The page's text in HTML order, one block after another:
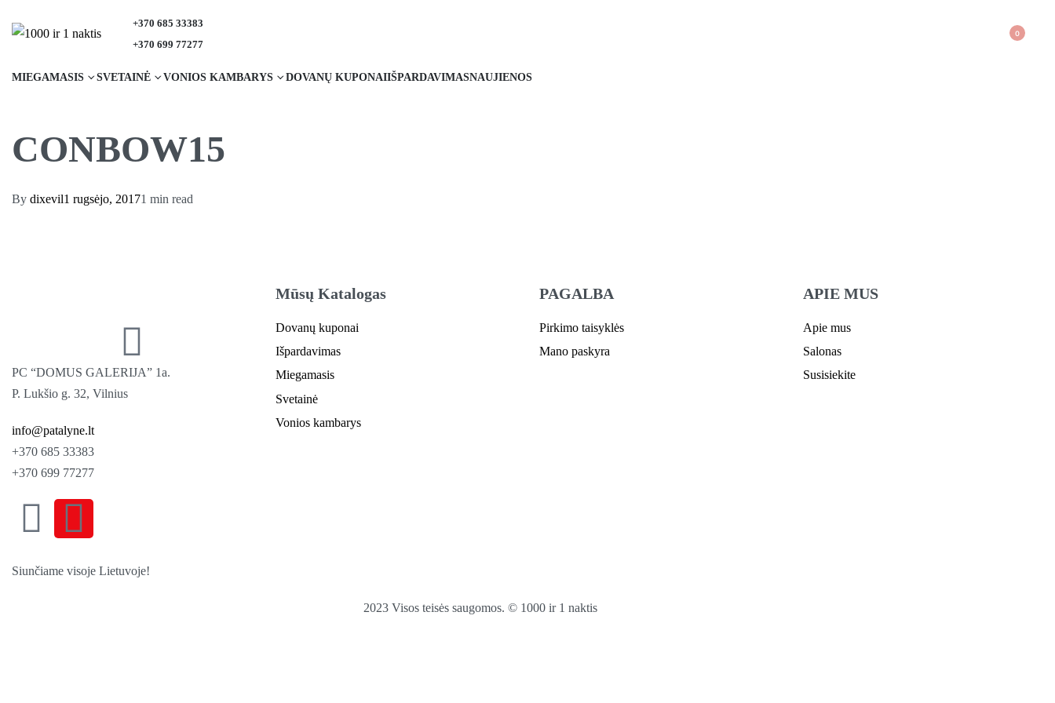
+370 685 33383
+370 699 77277
0
MIEGAMASIS SVETAINĖ VONIOS KAMBARYS DOVANŲ KUPONAIIŠPARDAVIMASNAUJIENOS
CONBOW15
By dixevil1 rugsėjo, 20171 min read
PC “DOMUS GALERIJA” 1a.
P. Lukšio g. 32, Vilnius
info@patalyne.lt
+370 685 33383
+370 699 77277
Siunčiame visoje Lietuvoje!
Mūsų Katalogas
Dovanų kuponai
Išpardavimas
Miegamasis
Svetainė
Vonios kambarys
PAGALBA
Pirkimo taisyklės
Mano paskyra
APIE MUS
Apie mus
Salonas
Susisiekite
2023 Visos teisės saugomos. © 1000 ir 1 naktis